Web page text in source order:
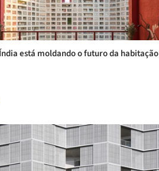
está moldando o futuro da habitação